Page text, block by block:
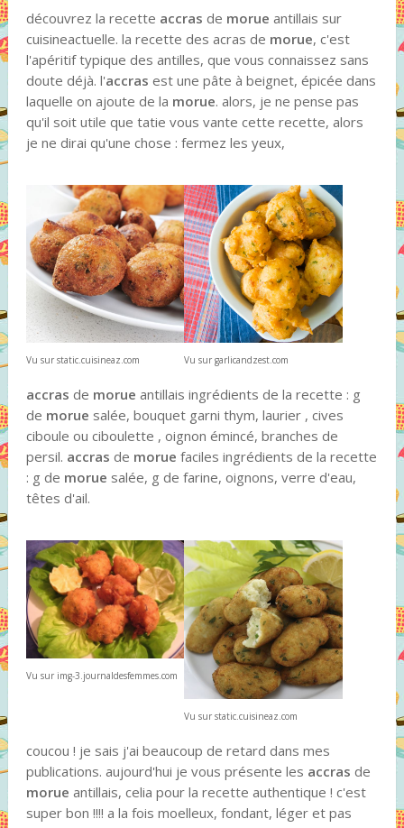
découvrez la recette accras de morue antillais sur
cuisineactuelle. la recette des acras de morue, c'est
l'apéritif typique des antilles, que vous connaissez sans
doute déjà. l'accras est une pâte à beignet, épicée dans
laquelle on ajoute de la morue. alors, je ne pense pas
qu'il soit utile que tatie vous vante cette recette, alors
je ne dirai qu'une chose : fermez les yeux,
Vu sur static.cuisineaz.com Vu sur garlicandzest.com
accras de morue antillais ingrédients de la recette : g
de morue salée, bouquet garni thym, laurier , cives
ciboule ou ciboulette , oignon émincé, branches de
persil. accras de morue faciles ingrédients de la recette
: g de morue salée, g de farine, oignons, verre d'eau,
têtes d'ail.
Vu sur img-3.journaldesfemmes.com
Vu sur static.cuisineaz.com
coucou ! je sais j'ai beaucoup de retard dans mes
publications. aujourd'hui je vous présente les accras de
morue antillais, celia pour la recette authentique ! c'est
super bon !!!! a la fois moelleux, fondant, léger et pas